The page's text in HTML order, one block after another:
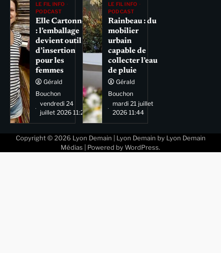
LE FIL INFO
PODCAST
Elle Cartonne
: l’emballage
devient outil
d’insertion
pour les
femmes
Gérald
Bouchon
vendredi 24
juillet 2026 11:29
LE FIL INFO
PODCAST
Rainbeau : du
mobilier
urbain
capable de
collecter l’eau
de pluie
Gérald
Bouchon
mardi 21 juillet
2026 11:44
Copyright © 2026 Lyon Demain | Lyon Demain by Lyon Demain
Médias | Powered by WordPress.